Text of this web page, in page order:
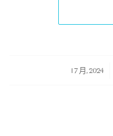
1 7 月, 2024
/